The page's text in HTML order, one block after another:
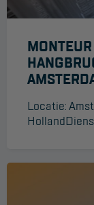
Steiger
Locatie: